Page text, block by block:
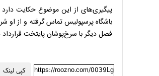
پیگیری‌های از این موضوع حکایت دارد
باشگاه پرسپولیس تماس گرفته و از او
فصل دیگر با سرخ‌پوشان پایتخت قرارداد
کپی لینک https://roozno.com/0039Lg